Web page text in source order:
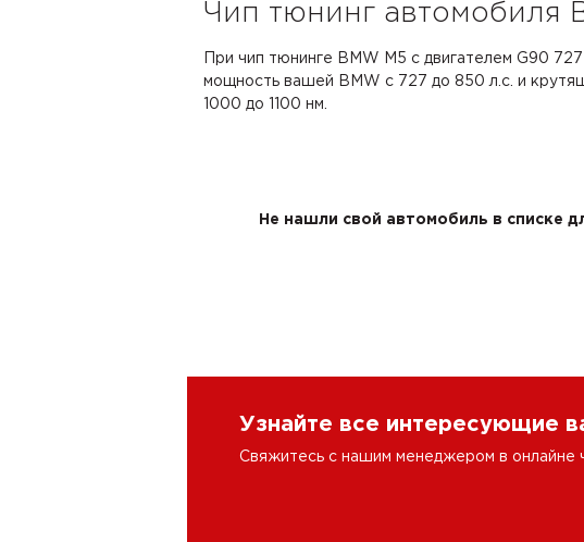
Чип тюнинг автомобиля
При чип тюнинге BMW M5 с двигателем G90
мощность вашей BMW с 727 до 850 л.с. и
1000 до 1100 нм.
Не нашли свой автомобиль в списке
Узнайте все интересующие
Свяжитесь с нашим менеджером в онлайне